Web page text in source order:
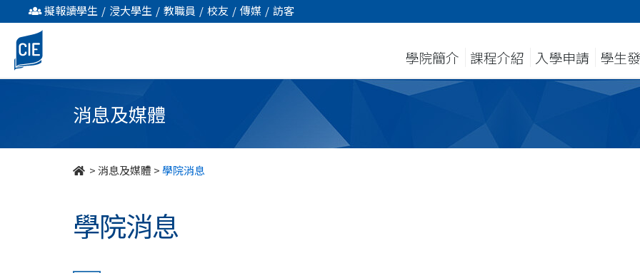
undefined
擬報讀學生 / 浸大學生 / 教職員 / 校友 / 傳媒 / 訪客
學院簡介 課程介紹 入學申請 學生
消息及媒體
>消息及媒體 >學院消息
學院消息